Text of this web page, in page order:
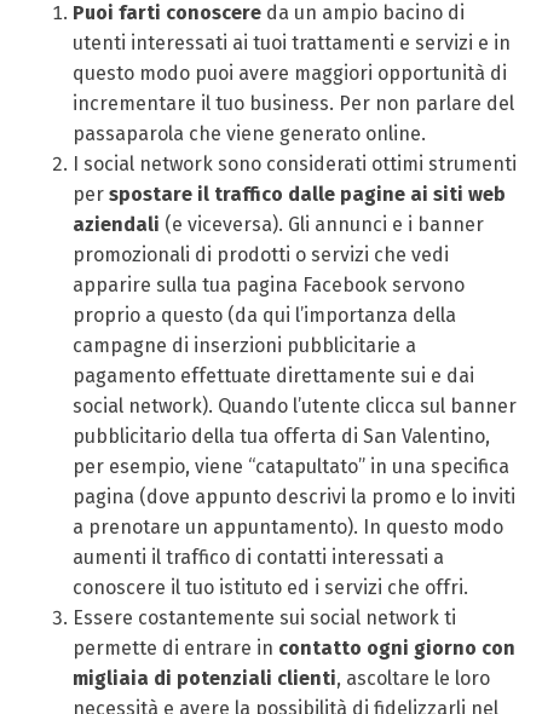
Puoi farti conoscere da un ampio bacino di
utenti interessati ai tuoi trattamenti e servizi e in
questo modo puoi avere maggiori opportunità di
incrementare il tuo business. Per non parlare del
passaparola che viene generato online.
I social network sono considerati ottimi strumenti
per spostare il traffico dalle pagine ai siti web
aziendali (e viceversa). Gli annunci e i banner
promozionali di prodotti o servizi che vedi
apparire sulla tua pagina Facebook servono
proprio a questo (da qui l’importanza della
campagne di inserzioni pubblicitarie a
pagamento effettuate direttamente sui e dai
social network). Quando l’utente clicca sul banner
pubblicitario della tua offerta di San Valentino,
per esempio, viene “catapultato” in una specifica
pagina (dove appunto descrivi la promo e lo inviti
a prenotare un appuntamento). In questo modo
aumenti il traffico di contatti interessati a
conoscere il tuo istituto ed i servizi che offri.
Essere costantemente sui social network ti
permette di entrare in contatto ogni giorno con
migliaia di potenziali clienti, ascoltare le loro
necessità e avere la possibilità di fidelizzarli nel